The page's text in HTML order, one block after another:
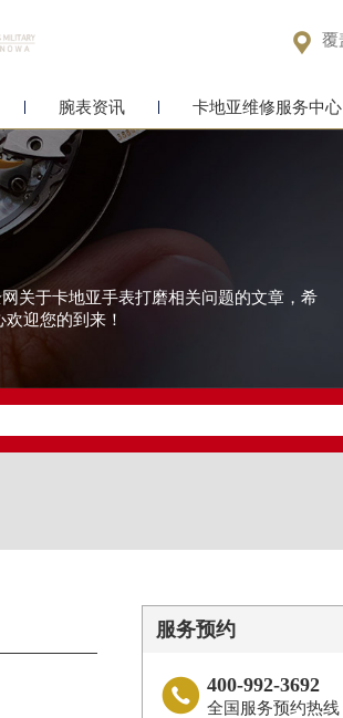
 覆
腕表资讯 卡地亚维修服务中心
关于卡地亚手表打磨相关问题的文章，希
迎您的到来！
服务预约
 400-992-3692
全国服务预约热线